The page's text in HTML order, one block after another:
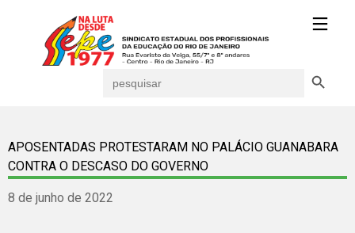
for:
APOSENTADAS PROTESTARAM NO PALÁCIO GUANABARA
CONTRA O DESCASO DO GOVERNO
8 de junho de 2022